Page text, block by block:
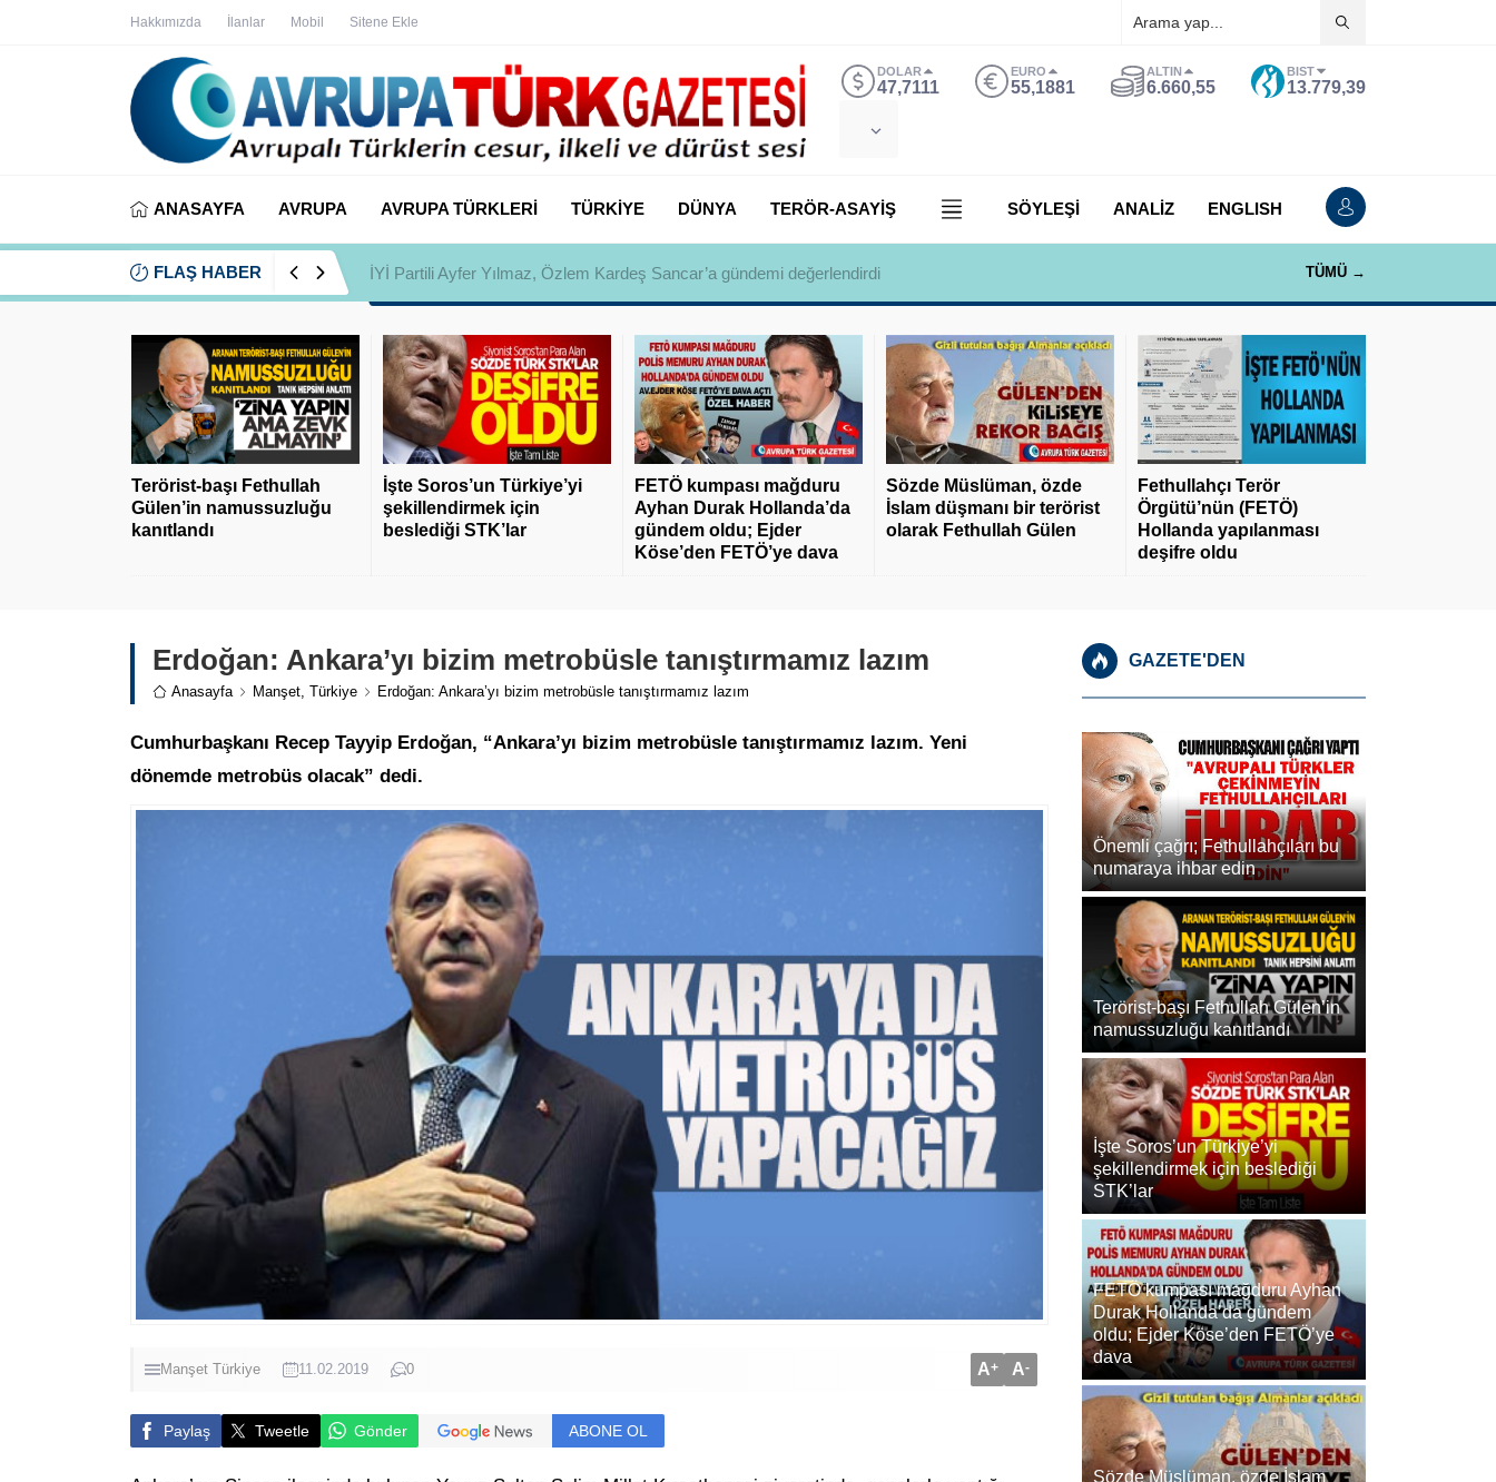
Hakkımızda İlanlar Mobil Sitene Ekle
DOLAR
47,7111
EURO
55,1881
ALTIN
6.660,55
BIST
13.779,39
ANASAYFA AVRUPA AVRUPA TÜRKLERİ TÜRKİYE DÜNYA TERÖR-ASAYİŞ SÖYLEŞİ ANALİZ ENGLISH
FLAŞ HABER İYİ Partili Ayfer Yılmaz, Özlem Kardeş Sancar’a gündemi değerlendirdi TÜMÜ →
Terörist-başı Fethullah
Gülen’in namussuzluğu
kanıtlandı
İşte Soros’un Türkiye’yi
şekillendirmek için
beslediği STK’lar
FETÖ kumpası mağduru
Ayhan Durak Hollanda’da
gündem oldu; Ejder
Köse’den FETÖ’ye dava
Sözde Müslüman, özde
İslam düşmanı bir terörist
olarak Fethullah Gülen
Fethullahçı Terör
Örgütü’nün (FETÖ)
Hollanda yapılanması
deşifre oldu
Erdoğan: Ankara’yı bizim metrobüsle tanıştırmamız lazım
Anasayfa Manşet Türkiye Erdoğan: Ankara’yı bizim metrobüsle tanıştırmamız lazım
Cumhurbaşkanı Recep Tayyip Erdoğan, “Ankara’yı bizim metrobüsle tanıştırmamız lazım. Yeni
dönemde metrobüs olacak” dedi.
Manşet Türkiye 11.02.2019 0 A+ A-
Paylaş Tweetle Gönder ABONE OL
GAZETE'DEN
Önemli çağrı; Fethullahçıları bu
numaraya ihbar edin
Terörist-başı Fethullah Gülen’in
namussuzluğu kanıtlandı
İşte Soros’un Türkiye’yi
şekillendirmek için beslediği
STK’lar
FETÖ kumpası mağduru Ayhan
Durak Hollanda’da gündem
oldu; Ejder Köse’den FETÖ’ye
dava
Sözde Müslüman, özde İslam